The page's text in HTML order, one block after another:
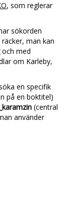
, som reglerar
sökorden
man kan
och med
om Karleby,
en specifik
på en boktitel)
(central
använder